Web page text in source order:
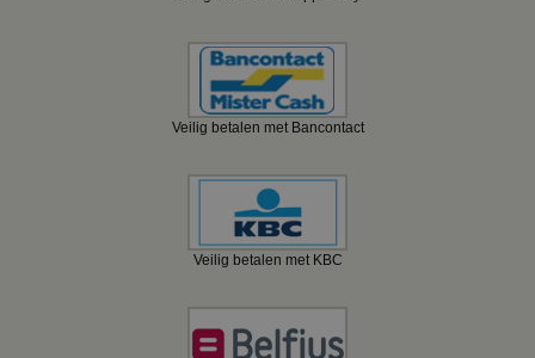
Veilig betalen met Bancontact
Veilig betalen met KBC